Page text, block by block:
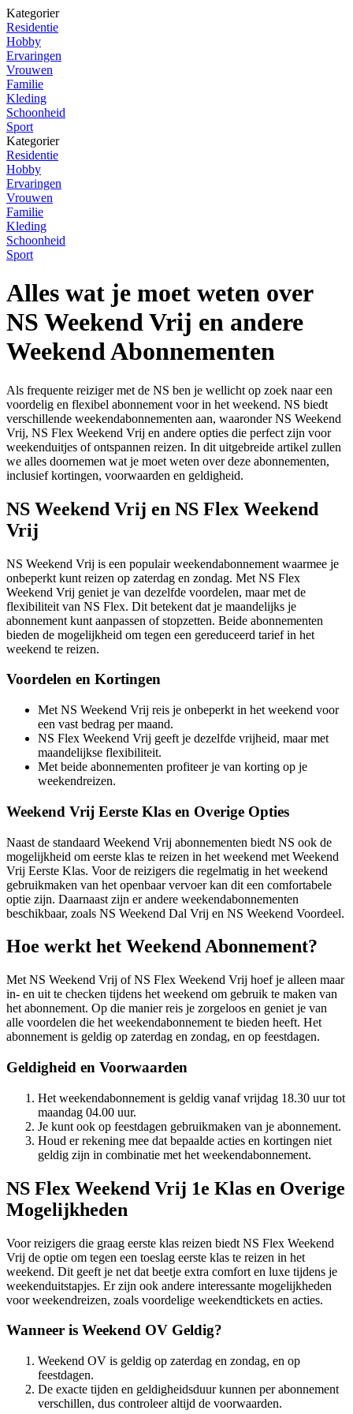
Kategorier
Residentie
Hobby
Ervaringen
Vrouwen
Familie
Kleding
Schoonheid
Sport
Kategorier
Residentie
Hobby
Ervaringen
Vrouwen
Familie
Kleding
Schoonheid
Sport
Alles wat je moet weten over
NS Weekend Vrij en andere
Weekend Abonnementen
Als frequente reiziger met de NS ben je wellicht op zoek naar een
voordelig en flexibel abonnement voor in het weekend. NS biedt
verschillende weekendabonnementen aan, waaronder NS Weekend
Vrij, NS Flex Weekend Vrij en andere opties die perfect zijn voor
weekenduitjes of ontspannen reizen. In dit uitgebreide artikel zullen
we alles doornemen wat je moet weten over deze abonnementen,
inclusief kortingen, voorwaarden en geldigheid.
NS Weekend Vrij en NS Flex Weekend
Vrij
NS Weekend Vrij is een populair weekendabonnement waarmee je
onbeperkt kunt reizen op zaterdag en zondag. Met NS Flex
Weekend Vrij geniet je van dezelfde voordelen, maar met de
flexibiliteit van NS Flex. Dit betekent dat je maandelijks je
abonnement kunt aanpassen of stopzetten. Beide abonnementen
bieden de mogelijkheid om tegen een gereduceerd tarief in het
weekend te reizen.
Voordelen en Kortingen
Met NS Weekend Vrij reis je onbeperkt in het weekend voor
een vast bedrag per maand.
NS Flex Weekend Vrij geeft je dezelfde vrijheid, maar met
maandelijkse flexibiliteit.
Met beide abonnementen profiteer je van korting op je
weekendreizen.
Weekend Vrij Eerste Klas en Overige Opties
Naast de standaard Weekend Vrij abonnementen biedt NS ook de
mogelijkheid om eerste klas te reizen in het weekend met Weekend
Vrij Eerste Klas. Voor de reizigers die regelmatig in het weekend
gebruikmaken van het openbaar vervoer kan dit een comfortabele
optie zijn. Daarnaast zijn er andere weekendabonnementen
beschikbaar, zoals NS Weekend Dal Vrij en NS Weekend Voordeel.
Hoe werkt het Weekend Abonnement?
Met NS Weekend Vrij of NS Flex Weekend Vrij hoef je alleen maar
in- en uit te checken tijdens het weekend om gebruik te maken van
het abonnement. Op die manier reis je zorgeloos en geniet je van
alle voordelen die het weekendabonnement te bieden heeft. Het
abonnement is geldig op zaterdag en zondag, en op feestdagen.
Geldigheid en Voorwaarden
Het weekendabonnement is geldig vanaf vrijdag 18.30 uur tot
maandag 04.00 uur.
Je kunt ook op feestdagen gebruikmaken van je abonnement.
Houd er rekening mee dat bepaalde acties en kortingen niet
geldig zijn in combinatie met het weekendabonnement.
NS Flex Weekend Vrij 1e Klas en Overige
Mogelijkheden
Voor reizigers die graag eerste klas reizen biedt NS Flex Weekend
Vrij de optie om tegen een toeslag eerste klas te reizen in het
weekend. Dit geeft je net dat beetje extra comfort en luxe tijdens je
weekenduitstapjes. Er zijn ook andere interessante mogelijkheden
voor weekendreizen, zoals voordelige weekendtickets en acties.
Wanneer is Weekend OV Geldig?
Weekend OV is geldig op zaterdag en zondag, en op
feestdagen.
De exacte tijden en geldigheidsduur kunnen per abonnement
verschillen, dus controleer altijd de voorwaarden.